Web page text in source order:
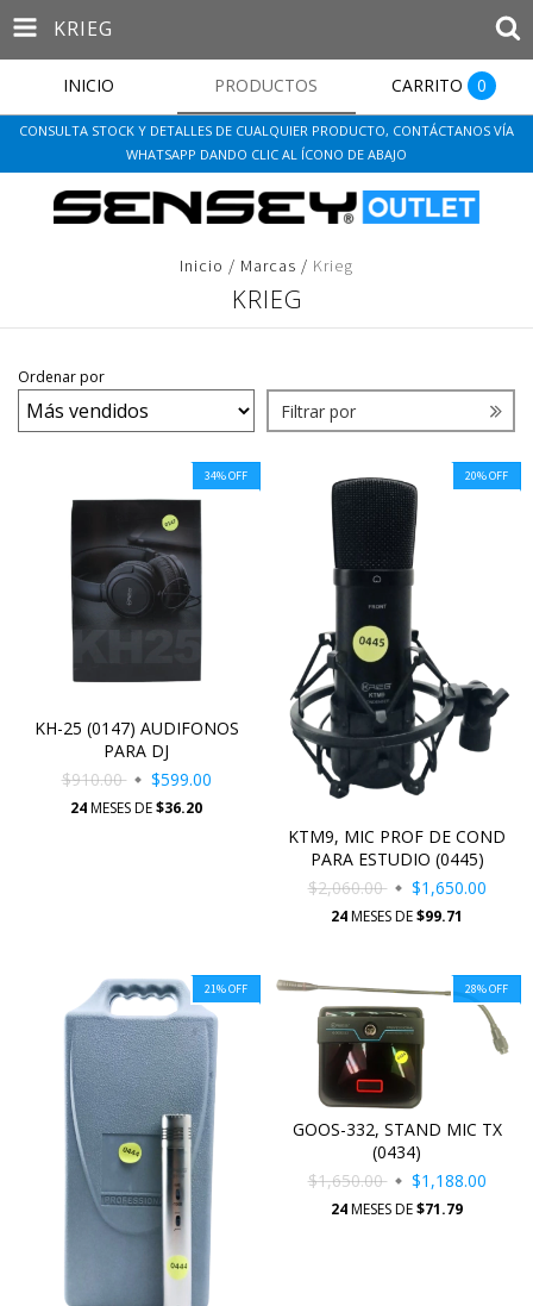
KRIEG
INICIO PRODUCTOS CARRITO 0
CONSULTA STOCK Y DETALLES DE CUALQUIER PRODUCTO, CONTÁCTANOS VÍA
WHATSAPP DANDO CLIC AL ÍCONO DE ABAJO
Inicio / Marcas / Krieg
KRIEG
Ordenar por
Filtrar por
34%OFF
KH-25 (0147) AUDIFONOS
PARA DJ
$910.00
$599.00
24MESES DE$36.20
20%OFF
KTM9, MIC PROF DE COND
PARA ESTUDIO (0445)
$2,060.00
$1,650.00
24MESES DE$99.71
21%OFF 28%OFF
GOOS-332, STAND MIC TX
(0434)
$1,650.00
$1,188.00
24MESES DE$71.79